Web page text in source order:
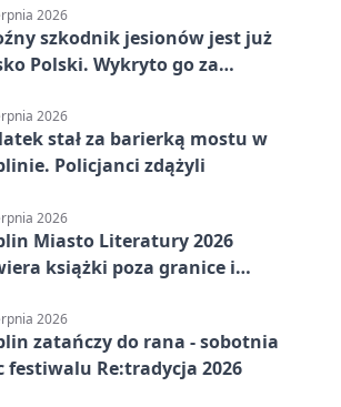
2026
szkodnik jesionów jest już
Polski. Wykryto go za
2026
stał za barierką mostu w
Policjanci zdążyli
2026
Miasto Literatury 2026
książki poza granice i
2026
zatańczy do rana - sobotnia
festiwalu Re:tradycja 2026